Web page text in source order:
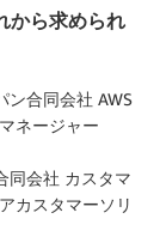
から求められ
ン合同会社 AWS
ネージャー
同会社 カスタマ
カスタマーソリ